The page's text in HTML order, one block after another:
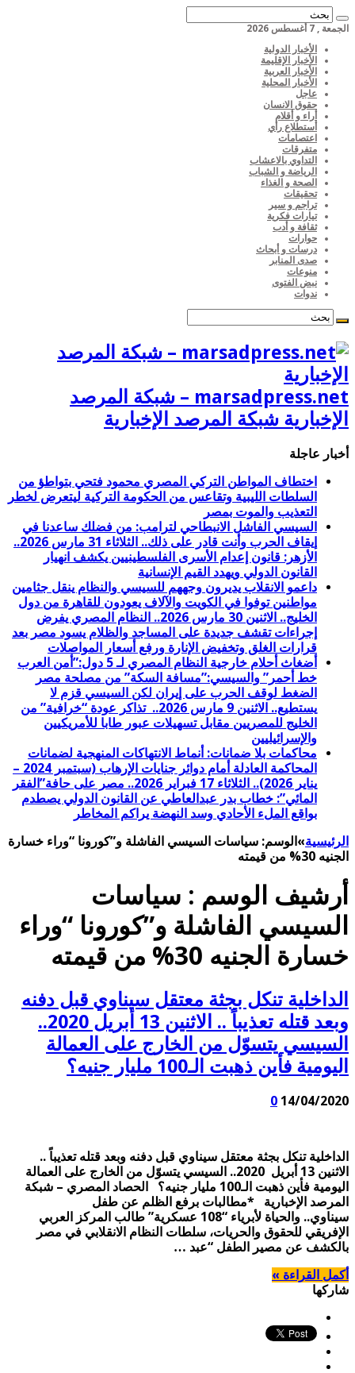
الجمعة , 7 أغسطس 2026
الأخبار الدولية
الأخبار الإقليمة
الأخبار العربية
الأخبار المحلية
عاجل
حقوق الانسان
أراء و أقلام
أستطلاع رأي
اعتصامات
متفرقات
التداوي بالاعشاب
الرياضة و الشباب
الصحة و الغذاء
تحقيقات
تراجم و سير
تيارات فكرية
ثقافة و أدب
حوارات
درسات و أبحاث
صدى المنابر
منوعات
نبض الفتوى
ندوات
marsadpress.net – شبكة المرصد
الإخبارية شبكة المرصد الإخبارية
أخبار عاجلة
اختطاف المواطن التركي المصري محمود فتحي بتواطؤ من
السلطات الليبية وتقاعس من الحكومة التركية ليتعرض لخطر
التعذيب والموت بمصر
السيسي الفاشل الانبطاحي لترامب: من فضلك ساعدنا في
إيقاف الحرب وأنت قادر على ذلك.. الثلاثاء 31 مارس 2026..
الأزهر: قانون إعدام الأسرى الفلسطينيين يكشف انهيار
القانون الدولي ويهدد القيم الإنسانية
داعمو الانقلاب يديرون وجههم للسيسي والنظام ينقل جثامين
مواطنين توفوا في الكويت والآلاف يعودون للقاهرة من دول
الخليج.. الاثنين 30 مارس 2026.. النظام المصري يفرض
إجراءات تقشف جديدة على المساجد والظلام يسود مصر بعد
قرارات الغلق وتخفيض الإنارة ورفع أسعار المواصلات
أضغاث أحلام خارجية النظام المصري لـ 5 دول:”أمن العرب
خط أحمر” والسيسي:”مسافة السكة” من مصلحة مصر
الضغط لوقف الحرب على إيران لكن السيسي قزم لا
يستطيع.. الاثنين 9 مارس 2026.. تذاكر عودة “خرافية” من
الخليج للمصريين مقابل تسهيلات عبور طابا للأمريكيين
والإسرائيليين
محاكمات بلا ضمانات: أنماط الانتهاكات المنهجية لضمانات
المحاكمة العادلة أمام دوائر جنايات الإرهاب (سبتمبر 2024 –
يناير 2026).. الثلاثاء 17 فبراير 2026.. مصر على حافة”الفقر
المائي”: خطاب بدر عبدالعاطي عن القانون الدولي يصطدم
بواقع الملء الأحادي وسد النهضة يراكم المخاطر
الرئيسية»الوسم: سياسات السيسي الفاشلة و”كورونا “وراء خسارة
الجنيه 30% من قيمته
أرشيف الوسم : سياسات
السيسي الفاشلة و”كورونا “وراء
خسارة الجنيه 30% من قيمته
الداخلية تنكل بجثة معتقل سيناوي قبل دفنه
وبعد قتله تعذيباً .. الاثنين 13 أبريل 2020..
السيسي يتسوّل من الخارج على العمالة
اليومية فأين ذهبت الـ100 مليار جنيه؟
14/04/2020
0
الداخلية تنكل بجثة معتقل سيناوي قبل دفنه وبعد قتله تعذيباً ..
الاثنين 13 أبريل 2020.. السيسي يتسوّل من الخارج على العمالة
اليومية فأين ذهبت الـ100 مليار جنيه؟ الحصاد المصري – شبكة
المرصد الإخبارية *مطالبات برفع الظلم عن طفل
سيناوي.. والحياة لأبرياء “108 عسكرية” طالب المركز العربي
الإفريقي للحقوق والحريات، سلطات النظام الانقلابي في مصر
بالكشف عن مصير الطفل “عبد …
أكمل القراءة »
شاركها